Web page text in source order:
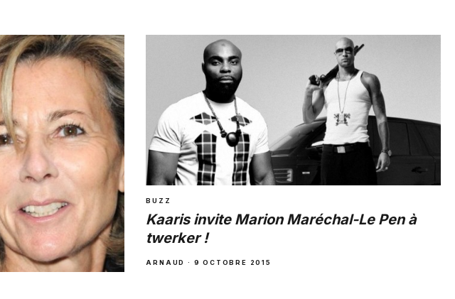
BUZZ
Kaaris invite Marion Maréchal-Le Pen à
twerker !
ARNAUD · 9 OCTOBRE 2015